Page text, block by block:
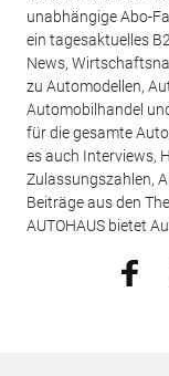
unabhängige Abo-
ein tagesaktuelles
News,
zu Automodellen,
Automobilhandel
für die gesamte
es auch Interviews,
Zulassungszahlen,
Beiträge aus den
AUTOHAUS bietet